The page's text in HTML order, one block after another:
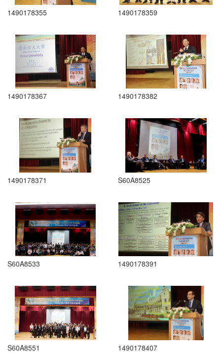
1490178355 1490178359
1490178367 1490178382
1490178371 S60A8525
S60A8533 1490178391
S60A8551 1490178407